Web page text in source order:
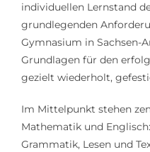
individuellen Lernstand
grundlegenden
Gymnasium in Sachsen-
Grundlagen für den
gezielt wiederholt,
Im Mittelpunkt stehen
Mathematik und
Grammatik, Lesen und